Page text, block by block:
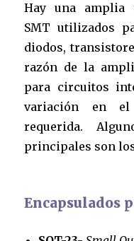
Hay una amplia
SMT utilizados
diodos,
razón de la
para circuitos
variación en
requerida.
principales son
Encapsulados